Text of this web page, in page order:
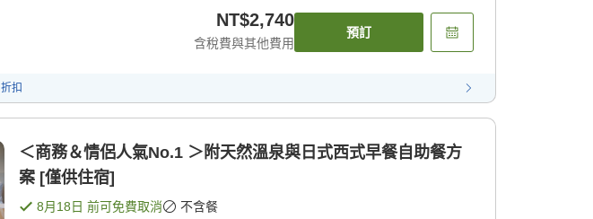
NT$2,740
含稅費與其他費用
預訂
折扣
＜商務＆情侶人氣No.1 ＞附天然溫泉與日式西式早餐自助餐方
案 [僅供住宿]
8月18日 前可免費取消 不含餐